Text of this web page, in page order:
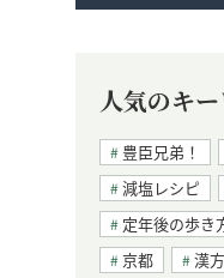
人気のキ
豊臣兄弟！
減塩レシピ
定年後の歩き
京都
漢方